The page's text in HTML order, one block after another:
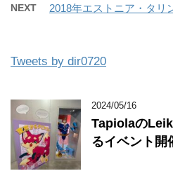
NEXT 2018年エストニア・タリ
Tweets by dir0720
2024/05/16
Tapiolaの
るイベント開